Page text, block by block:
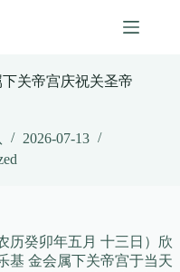
关帝宫庆祝关圣帝
2026-07-13
历癸卯年五月 十三日）欣
基 金会属下关帝宫于当天